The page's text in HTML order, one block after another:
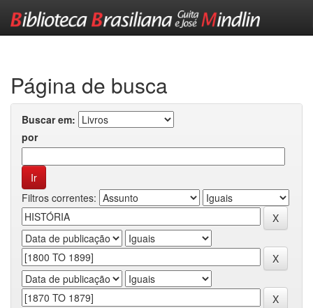
Página de busca
Buscar em:
por
Filtros correntes: